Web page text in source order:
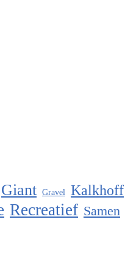
Giant Gravel Kalkhoff
Recreatief Samen